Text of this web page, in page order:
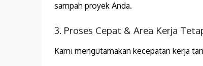
sampah proyek Anda.
3. Proses Cepat & Area Kerja
Kami mengutamakan kecepatan kerja